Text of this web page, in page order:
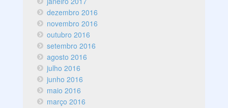
dezembro 2016
novembro 2016
outubro 2016
setembro 2016
agosto 2016
julho 2016
junho 2016
maio 2016
março 2016